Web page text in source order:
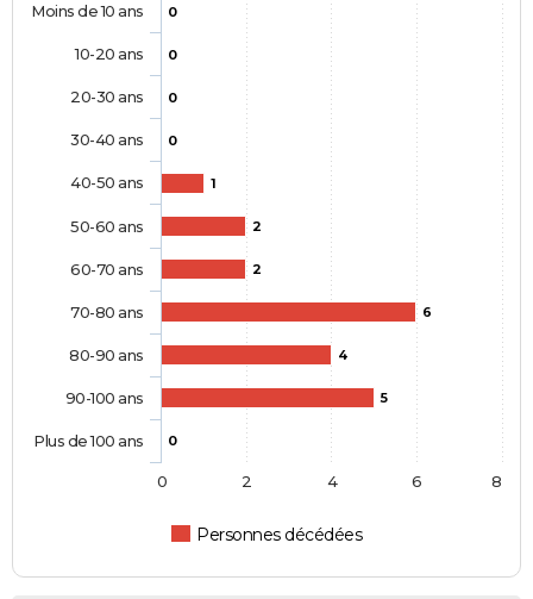
0
0
0
0
1
2
2
6
4
5
0
Personnes décédées
Moins de 10 ans
10-20 ans
20-30 ans
30-40 ans
40-50 ans
50-60 ans
60-70 ans
70-80 ans
80-90 ans
90-100 ans
Plus de 100 ans
0 2 4 6 8